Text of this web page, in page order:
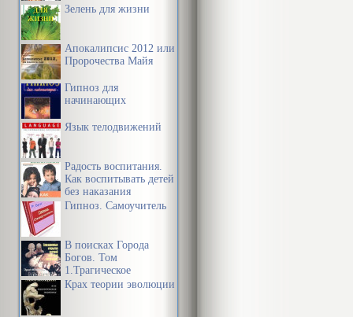
Зелень для жизни
Апокалипсис 2012 или
Пророчества Майя
Гипноз для
начинающих
Язык телодвижений
Радость воспитания.
Как воспитывать детей
без наказания
Гипноз. Самоучитель
В поисках Города
Богов. Том
1.Трагическое
послание древних.
Крах теории эволюции